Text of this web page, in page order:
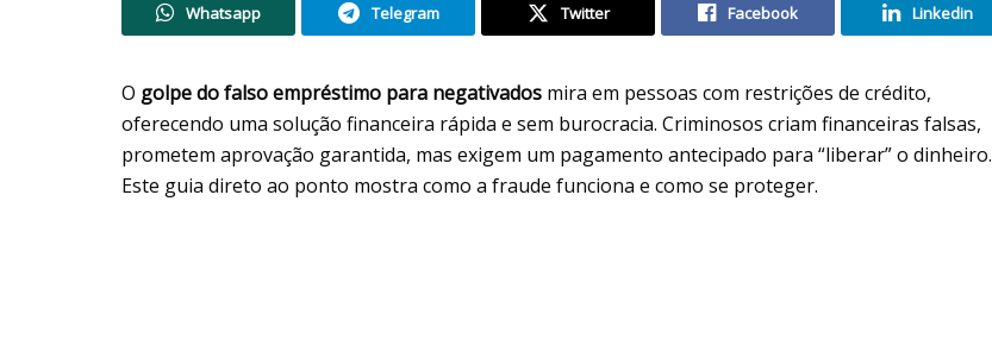
Whatsapp Telegram Twitter Facebook Linkedin
O golpe do falso empréstimo para negativados mira em pessoas com restrições de crédito,
oferecendo uma solução financeira rápida e sem burocracia. Criminosos criam financeiras falsas,
prometem aprovação garantida, mas exigem um pagamento antecipado para “liberar” o dinheiro.
Este guia direto ao ponto mostra como a fraude funciona e como se proteger.